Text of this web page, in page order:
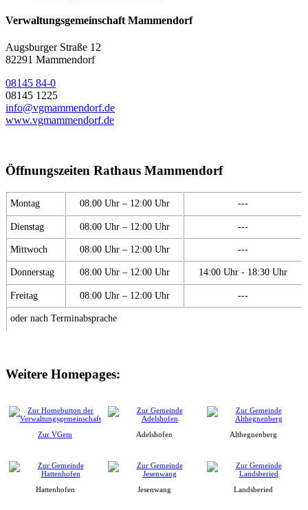
Verwaltungsgemeinschaft Mammendorf
Augsburger Straße 12
82291 Mammendorf
08145 84-0
08145 1225
info@vgmammendorf.de
www.vgmammendorf.de
Öffnungszeiten Rathaus Mammendorf
Montag 08:00 Uhr – 12:00 Uhr ---
Dienstag 08:00 Uhr – 12:00 Uhr ---
Mittwoch 08:00 Uhr – 12:00 Uhr ---
Donnerstag 08:00 Uhr – 12:00 Uhr 14:00 Uhr - 18:30 Uhr
Freitag 08:00 Uhr – 12:00 Uhr ---
oder nach Terminabsprache
Weitere Homepages:
Zur VGem Adelshofen Althegnenberg
Hattenhofen Jesenwang Landsberied